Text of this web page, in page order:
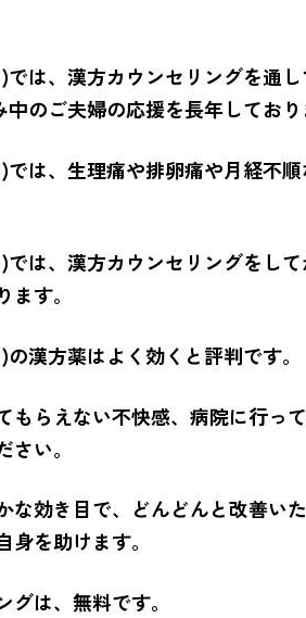
は、漢方カウンセリングを通
のご夫婦の応援を長年しており
は、生理痛や排卵痛や月経不
は、漢方カウンセリングをし
す。
漢方薬はよく効くと評判です。
もらえない不快感、病院に行っ
い。
効き目で、どんどんと改善いた
を助けます。
は、無料です。